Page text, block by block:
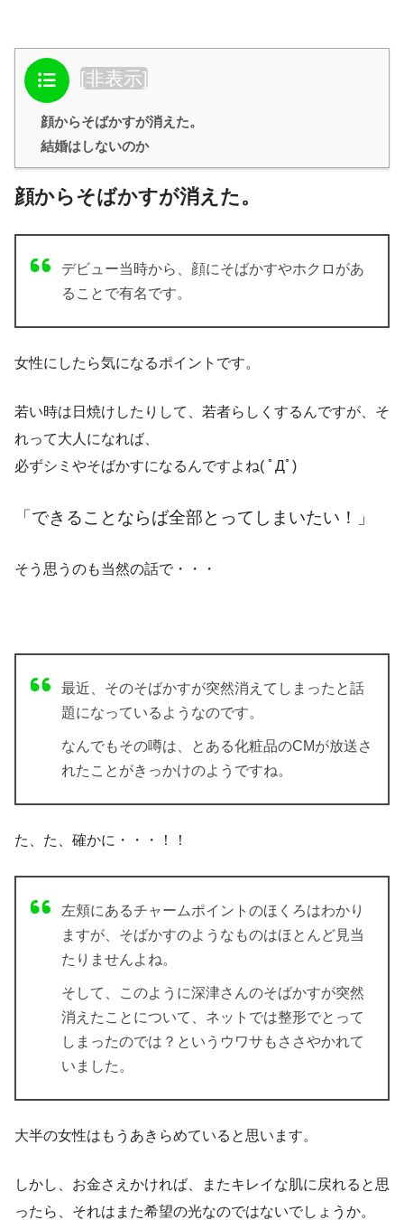
目次 [非表示]
顔からそばかすが消えた。
結婚はしないのか
顔からそばかすが消えた。
デビュー当時から、顔にそばかすやホクロがあ
ることで有名です。
女性にしたら気になるポイントです。
若い時は日焼けしたりして、若者らしくするんですが、そ
れって大人になれば、
必ずシミやそばかすになるんですよね( ﾟДﾟ)
「できることならば全部とってしまいたい！」
そう思うのも当然の話で・・・
最近、そのそばかすが突然消えてしまったと話
題になっているようなのです。
なんでもその噂は、とある化粧品のCMが放送さ
れたことがきっかけのようですね。
た、た、確かに・・・！！
左頬にあるチャームポイントのほくろはわかり
ますが、そばかすのようなものはほとんど見当
たりませんよね。
そして、このように深津さんのそばかすが突然
消えたことについて、ネットでは整形でとって
しまったのでは？というウワサもささやかれて
いました。
大半の女性はもうあきらめていると思います。
しかし、お金さえかければ、またキレイな肌に戻れると思
ったら、それはまた希望の光なのではないでしょうか。